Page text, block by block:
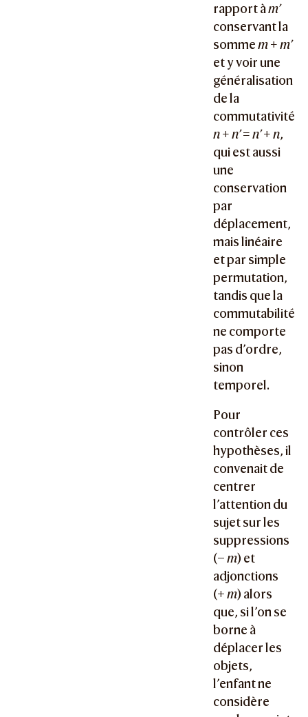
rapport àm’
conservant la
sommem + m’
et y voir une
généralisation
de la
commutativité
n + n’ = n’ + n,
qui est aussi
une
conservation
par
déplacement,
mais linéaire
et par simple
permutation,
tandis que la
commutabilité
ne comporte
pas d’ordre,
sinon
temporel.
Pour
contrôler ces
hypothèses, il
convenait de
centrer
l’attention du
sujet sur les
suppressions
(−m) et
adjonctions
(+m) alors
que, si l’on se
borne à
déplacer les
objets,
l’enfant ne
considère